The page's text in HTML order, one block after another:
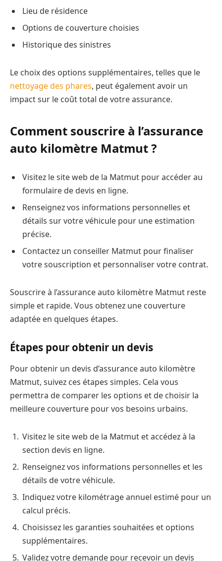
Lieu de résidence
Options de couverture choisies
Historique des sinistres
Le choix des options supplémentaires, telles que le
nettoyage des phares, peut également avoir un
impact sur le coût total de votre assurance.
Comment souscrire à l’assurance
auto kilomètre Matmut ?
Visitez le site web de la Matmut pour accéder au
formulaire de devis en ligne.
Renseignez vos informations personnelles et
détails sur votre véhicule pour une estimation
précise.
Contactez un conseiller Matmut pour finaliser
votre souscription et personnaliser votre contrat.
Souscrire à l’assurance auto kilomètre Matmut reste
simple et rapide. Vous obtenez une couverture
adaptée en quelques étapes.
Étapes pour obtenir un devis
Pour obtenir un devis d’assurance auto kilomètre
Matmut, suivez ces étapes simples. Cela vous
permettra de comparer les options et de choisir la
meilleure couverture pour vos besoins urbains.
Visitez le site web de la Matmut et accédez à la
section devis en ligne.
Renseignez vos informations personnelles et les
détails de votre véhicule.
Indiquez votre kilométrage annuel estimé pour un
calcul précis.
Choisissez les garanties souhaitées et options
supplémentaires.
Validez votre demande pour recevoir un devis